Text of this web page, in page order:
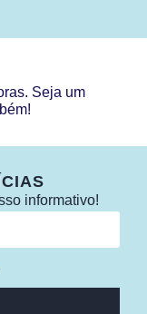
Seja um
informativo!